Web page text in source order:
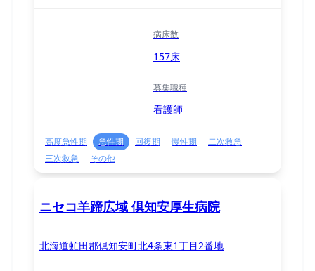
病床数
157床
募集職種
看護師
高度急性期 急性期 回復期 慢性期
二次救急
三次救急
その他
ニセコ羊蹄広域 倶知安厚生病院
北海道虻田郡倶知安町北4条東1丁目2番地